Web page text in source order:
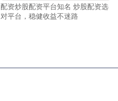
配资炒股配资平台知名 炒股配资选
对平台，稳健收益不迷路